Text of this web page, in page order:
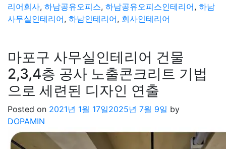
리어회사, 하남공유오피스, 하남공유오피스인테리어, 하남
사무실인테리어, 하남인테리어, 회사인테리어
마포구 사무실인테리어 건물
2,3,4층 공사 노출콘크리트 기법
으로 세련된 디자인 연출
Posted on 2021년 1월 17일2025년 7월 9일 by
DOPAMIN